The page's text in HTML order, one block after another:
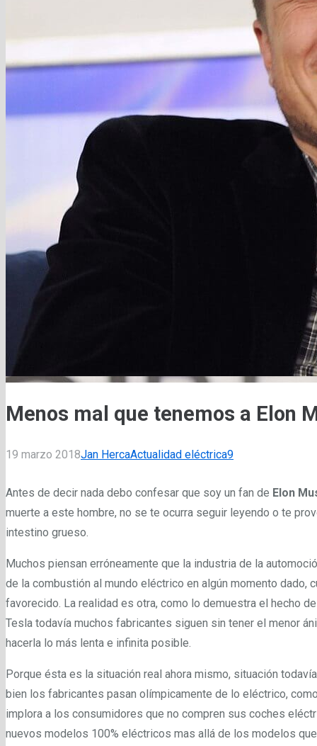
Menos mal que tenemos a Elon
19 marzo 2018Jan HercaActualidad eléctrica9Comentarios
Antes de decir nada debo confesar que soy un fan de Elon
muerte a este hombre, no se te ocurra seguir leyendo o te
intestino grueso.
Muchos piensan erróneamente que la industria de la
de la combustión al mundo eléctrico en algún momento dado,
favorecido. La realidad es otra, como lo demuestra el hecho
Tesla todavía muchos fabricantes siguen sin tener el menor
hacerla lo más lenta e infinita posible.
Porque ésta es la situación real ahora mismo, situación
bien los fabricantes pasan olímpicamente de lo eléctrico,
implora a los consumidores que no compren sus coches
nuevos modelos 100% eléctricos mas allá de los modelos